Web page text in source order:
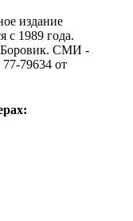
издание
с 1989 года.
CМИ -
79634 от